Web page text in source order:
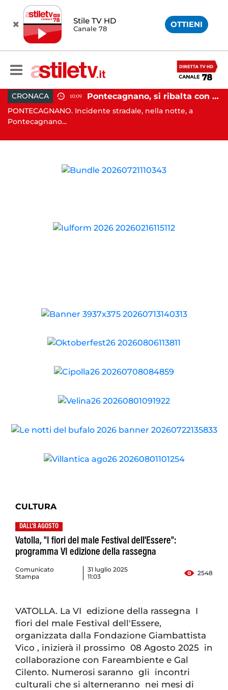
Stile TV HD
Canale 78 OTTIENI
CRONACA 10:09 Pontecagnano, si ribalta con l'auto alla rotatoria: giovane ferito
PONTECAGNANO. Incidente stradale, nella notte, a
Pontecagnano...
CULTURA
DALL'8 AGOSTO
Vatolla, "I fiori del male Festival dell'Essere":
programma VI edizione della rassegna
Comunicato
Stampa
31 luglio 2025
11:03
2548
VATOLLA. La VI edizione della rassegna I
fiori del male Festival dell'Essere,
organizzata dalla Fondazione Giambattista
Vico , inizierà il prossimo 08 Agosto 2025 in
collaborazione con Fareambiente e Gal
Cilento. Numerosi saranno gli incontri
culturali che si alterneranno nei mesi di